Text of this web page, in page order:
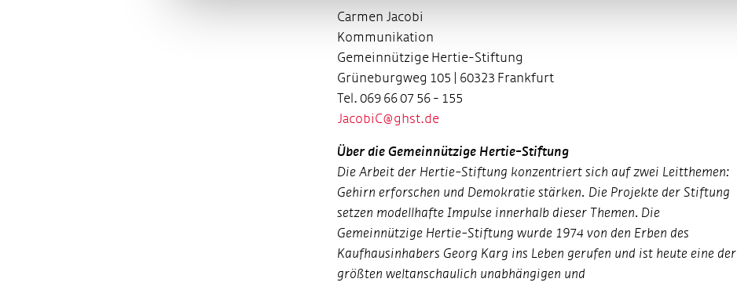
Carmen Jacobi
Kommunikation
Gemeinnützige Hertie-Stiftung
Grüneburgweg 105 | 60323 Frankfurt
Tel. 069 66 07 56 - 155
JacobiC@ghst.de
Über die Gemeinnützige Hertie-Stiftung
Die Arbeit der Hertie-Stiftung konzentriert sich auf zwei Leitthemen:
Gehirn erforschen und Demokratie stärken. Die Projekte der Stiftung
setzen modellhafte Impulse innerhalb dieser Themen. Die
Gemeinnützige Hertie-Stiftung wurde 1974 von den Erben des
Kaufhausinhabers Georg Karg ins Leben gerufen und ist heute eine der
größten weltanschaulich unabhängigen und